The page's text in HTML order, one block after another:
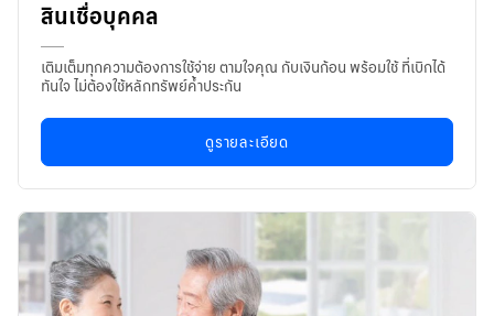
สินเชื่อบุคคล
เติมเต็มทุกความต้องการใช้จ่าย ตามใจคุณ กับเงินก้อน พร้อมใช้ ที่เบิกได้
ทันใจ ไม่ต้องใช้หลักทรัพย์ค้ำประกัน
ดูรายละเอียด